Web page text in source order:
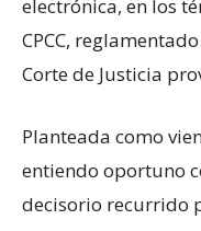
electrónica, en los
CPCC,
Corte de Justicia
Planteada como
entiendo oportuno
decisorio recurrido